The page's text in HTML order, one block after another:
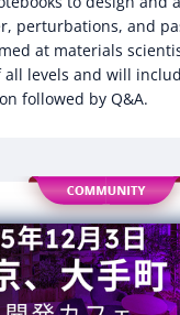
perturbations, and
at materials
all levels and will
followed by Q&A.